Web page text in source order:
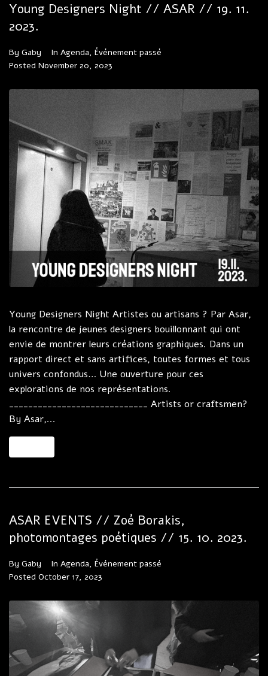
Young Designers Night // ASAR // 19. 11.
2023.
By Gaby In Agenda, Événement passé
Posted November 20, 2023
Young Designers Night Artistes ou artisans ? Par Asar,
la rencontre de jeunes designers bouillonnant qui ont
envie de montrer leurs créations graphiques. Dans un
rapport direct et sans artifices, toutes formes et tous
univers confondus… Une ouverture pour ces
explorations de nos représentations.
_____________________________ Artists or craftsmen?
By Asar,...
ASAR EVENTS // Zoé Borakis,
photomontages poétiques // 15. 10. 2023.
By Gaby In Agenda, Événement passé
Posted October 17, 2023